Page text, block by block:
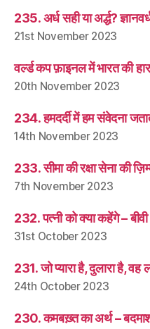
235. अर्ध सही या अर्द्ध?
21st November 2023
वर्ल्ड कप फ़ाइनल में भारत की
20th November 2023
234. हमदर्दी में हम संवेदना
14th November 2023
233. सीमा की रक्षा सेना की
7th November 2023
232. पत्नी को क्या कहेंगे – बीवी
31st October 2023
231. जो प्यारा है, दुलारा है, वह
24th October 2023
230. कमबख़्त का अर्थ –